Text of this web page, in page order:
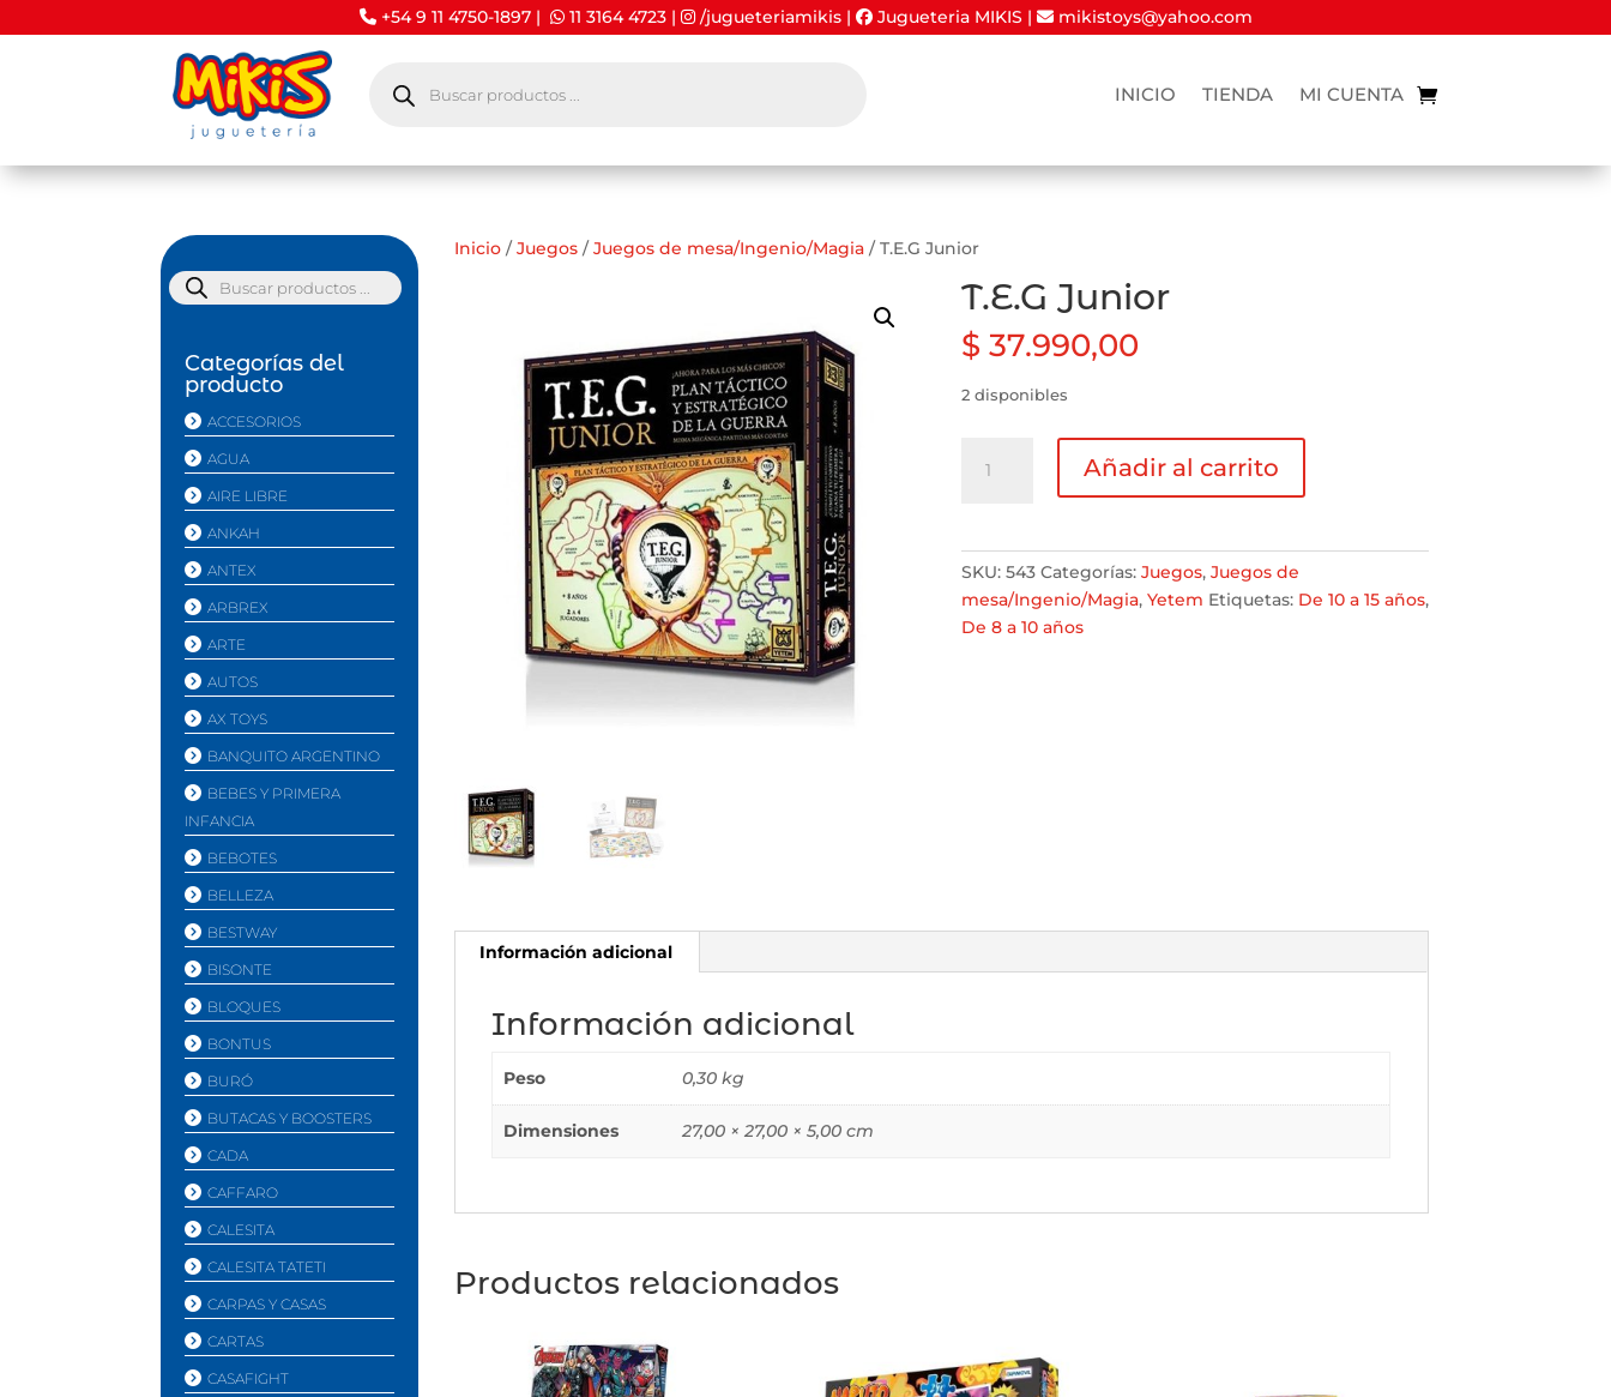
+54 9 11 4750-1897 | 11 3164 4723| /jugueteriamikis| Jugueteria MIKIS | mikistoys@yahoo.com
productos INICIO TIENDA MI CUENTA
Inicio /Juegos /Juegos de mesa/Ingenio/Magia / T.E.G Junior
T.E.G Junior
$ 37.990,00
2 disponibles
Junior
Añadir al carrito
SKU:543 Categorías:Juegos,Juegos de
mesa/Ingenio/Magia,Yetem Etiquetas: De 10 a 15 años,
De 8 a 10 años
Información adicional
Información adicional
Peso 0,30 kg
Dimensiones 27,00 × 27,00 × 5,00 cm
Productos relacionados
Búsqueda
de
productos
Categorías del
producto
ACCESORIOS
AGUA
AIRE LIBRE
ANKAH
ANTEX
ARBREX
ARTE
AUTOS
AX TOYS
BANQUITO ARGENTINO
BEBES Y PRIMERA
INFANCIA
BEBOTES
BELLEZA
BESTWAY
BISONTE
BLOQUES
BONTUS
BURÓ
BUTACAS Y BOOSTERS
CADA
CAFFARO
CALESITA
CALESITA TATETI
CARPAS Y CASAS
CARTAS
CASAFIGHT